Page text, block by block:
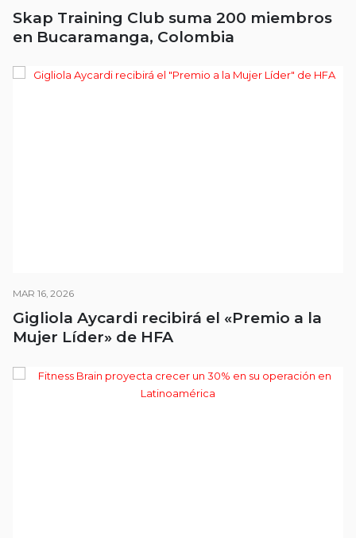
Skap Training Club suma 200 miembros
en Bucaramanga, Colombia
MAR 16, 2026
Gigliola Aycardi recibirá el «Premio a la
Mujer Líder» de HFA